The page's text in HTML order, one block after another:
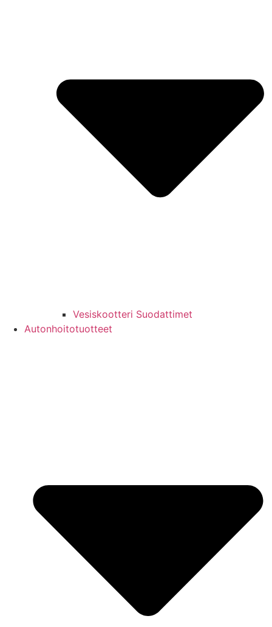
Vesiskootteri Suodattimet
Autonhoitotuotteet